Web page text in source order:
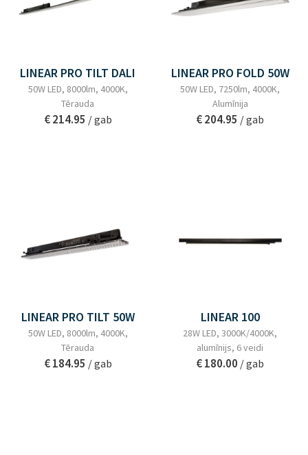
LINEAR PRO TILT DALI
50W LED, 8000lm, 4000K,
Tērauda
€ 214.95 / gab
LINEAR PRO FOLD 50W
50W LED, 7250lm, 4000K,
Alumīnija
€ 204.95 / gab
LINEAR PRO TILT 50W
50W LED, 8000lm, 4000K,
Tērauda
€ 184.95 / gab
LINEAR 100
28W LED, 3000K/4000K,
alumīnijs, 6 veidi
€ 180.00 / gab